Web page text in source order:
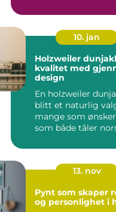
10. jan
Holzweiler dunjakke
kvalitet med
design
En holzweiler
blitt et naturlig
mange som
som både tåler
13. nov
Pynt som skaper
og personlighet i